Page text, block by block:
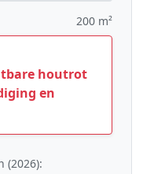
200 m²
houtrot
en
(2026):